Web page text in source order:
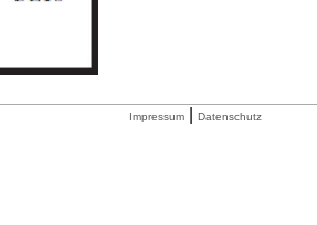
Impressum Datenschutz